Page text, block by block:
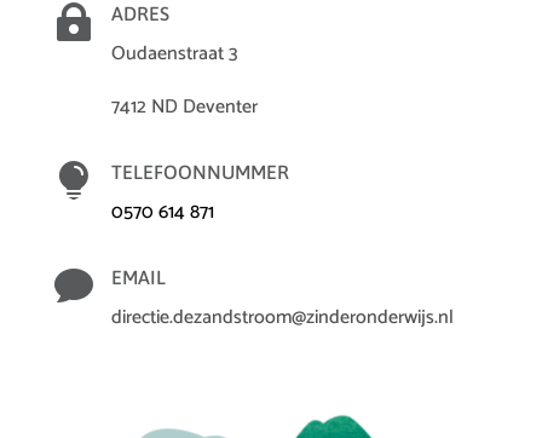
 ADRES
Oudaenstraat 3
7412 ND Deventer
 TELEFOONNUMMER
0570 614 871
 EMAIL
directie.dezandstroom@zinderonderwijs.nl